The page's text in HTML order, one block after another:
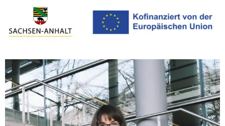
AKTUELLSTES PROJEKT MIT BILD UND TEXT.